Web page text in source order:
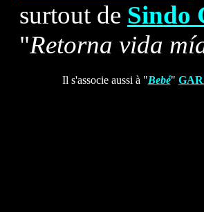
surtout de Sindo
"Retorna vida
Il s'associe aussi à "Bebé"